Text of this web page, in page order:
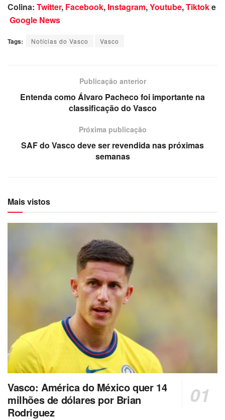
Colina: Twitter, Facebook, Instagram,Youtube,Tiktoke
Google News
Tags: Notícias do Vasco Vasco
Publicação anterior
Entenda como Álvaro Pacheco foi importante na
classificação do Vasco
Próxima publicação
SAF do Vasco deve ser revendida nas próximas
semanas
Mais vistos
Vasco: América do México quer 14
milhões de dólares por Brian
Rodriguez